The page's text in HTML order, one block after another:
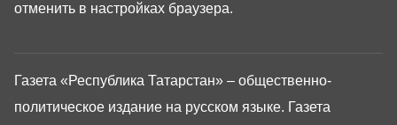
Газета «Республика Татарстан» – общественно-
политическое издание на русском языке. Газета
отменить в настройках браузера.